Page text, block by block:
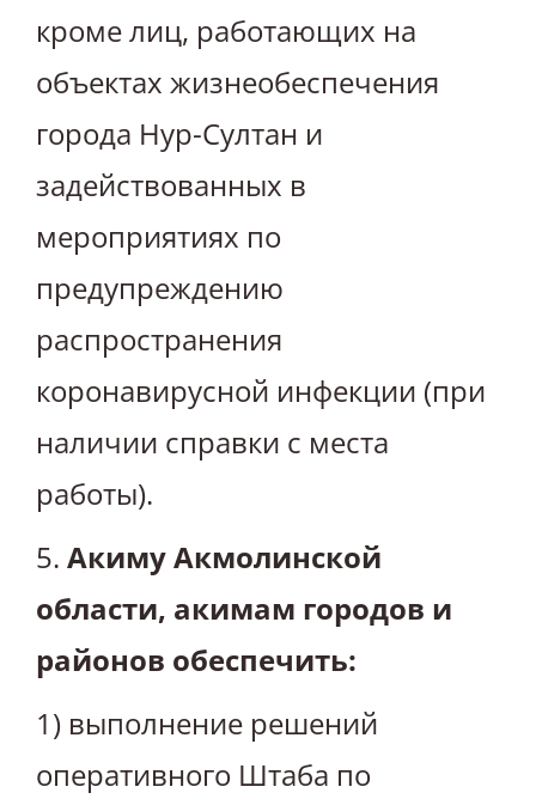
кроме лиц, работающих на
объектах жизнеобеспечения
города Нур-Султан и
задействованных в
мероприятиях по
предупреждению
распространения
коронавирусной инфекции (при
наличии справки с места
работы).
5. Акиму Акмолинской
области, акимам городов и
районов обеспечить:
1) выполнение решений
оперативного Штаба по